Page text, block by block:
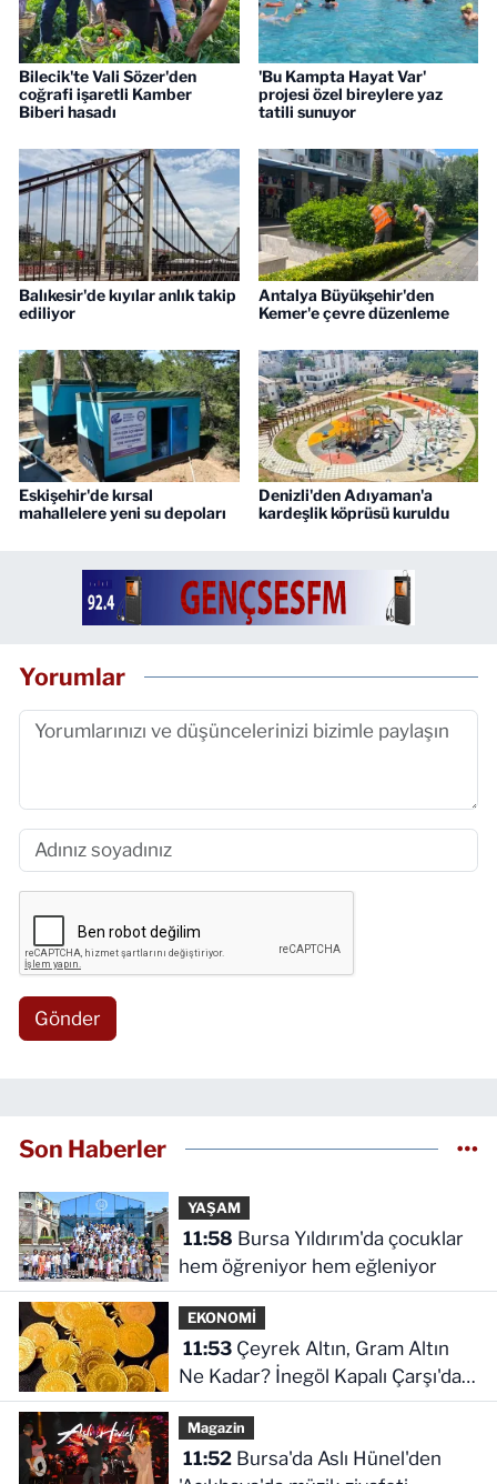
Bilecik'te Vali Sözer'den
coğrafi işaretli Kamber
Biberi hasadı
'Bu Kampta Hayat Var'
projesi özel bireylere yaz
tatili sunuyor
Balıkesir'de kıyılar anlık takip
ediliyor
Antalya Büyükşehir'den
Kemer'e çevre düzenleme
Eskişehir'de kırsal
mahallelere yeni su depoları
Denizli'den Adıyaman'a
kardeşlik köprüsü kuruldu
Yorumlar
Gönder
Son Haberler
YAŞAM
11:58
hem öğreniyor hem eğleniyor
EKONOMİ
11:53Çeyrek Altın, Gram Altın
Ne Kadar? İnegöl Kapalı Çarşı'da
Altın Ne Kadar?
Magazin
11:52Bursa'da Aslı Hünel'den